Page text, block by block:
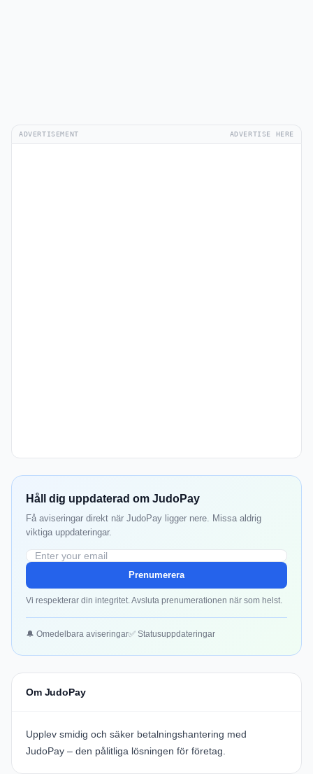
ADVERTISEMENT ADVERTISE HERE
Håll dig uppdaterad om JudoPay
Få aviseringar direkt när JudoPay ligger nere. Missa aldrig
viktiga uppdateringar.
Prenumerera
Vi respekterar din integritet. Avsluta prenumerationen när som helst.
🔔 Omedelbara aviseringar✅ Statusuppdateringar
Om JudoPay
Upplev smidig och säker betalningshantering med
JudoPay – den pålitliga lösningen för företag.